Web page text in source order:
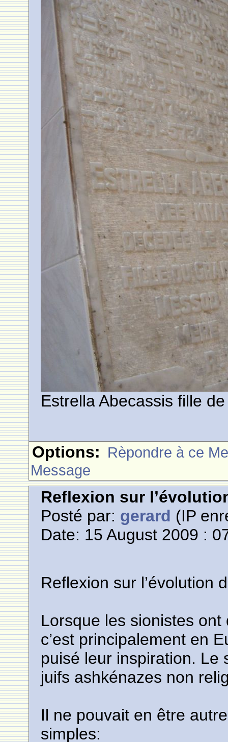
Estrella Abecassis fille
Options: Rèpondre à ce
Message
Reflexion sur
Posté par: gerard (IP
Date: 15 August 2009 :
Reflexion sur l’évolution
Lorsque les sionistes
c’est principalement en
puisé leur inspiration. Le
juifs ashkénazes non
Il ne pouvait en être
simples: